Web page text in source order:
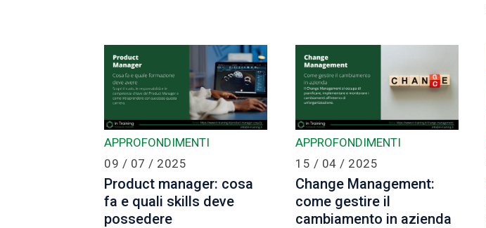
APPROFONDIMENTI
09 / 07 / 2025
Product manager: cosa
fa e quali skills deve
possedere
APPROFONDIMENTI
15 / 04 / 2025
Change Management:
come gestire il
cambiamento in azienda